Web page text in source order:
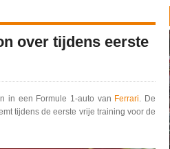
over tijdens eerste
in een Formule 1-auto van Ferrari . De
tijdens de eerste vrije training voor de